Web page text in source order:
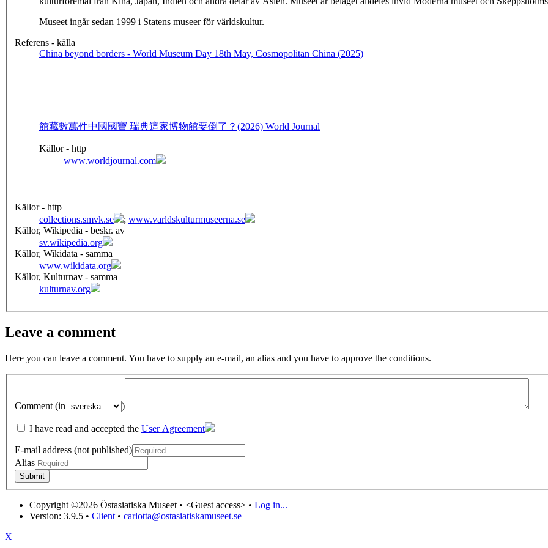
Museet ingår sedan 1999 i Statens museer för världskultur.
Referens - källa
China beyond borders - World Museum Day 18th May, Cosmopolitan China (2025)
館藏數萬件中國國寶 瑞典這家博物館要倒了？(2026) World Journal
Källor - http
www.worldjournal.com
Källor - http
collections.smvk.se
; www.varldskulturmuseerna.se
Källor, Wikipedia - beskr. av
sv.wikipedia.org
Källor, Wikidata - samma
www.wikidata.org
Källor, Kulturnav - samma
kulturnav.org
Leave a comment
Here you can leave a comment. You have to supply an e-mail, an alias and you have to approve the conditions.
Comment (in )
I have read and accepted the User Agreement
E-mail address (not published)
Alias
Copyright ©2026 Östasiatiska Museet • <Guest access> • Log in...
Version: 3.9.5 • Client• carlotta@ostasiatiskamuseet.se
X